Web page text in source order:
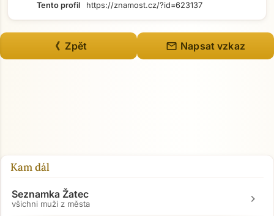
Přejít na hlavní obsah
Tento profil
https://znamost.cz/?id=623137
《 Zpět mail Napsat vzkaz
Kam dál
Seznamka Žatec
všichni muži z města chevron_right